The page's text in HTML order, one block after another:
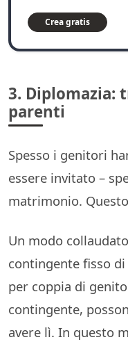
Crea gratis
3. Diplomazia:
parenti
Spesso i genitori
essere invitato –
matrimonio.
Un modo
contingente fisso
per coppia di
contingente,
avere lì. In questo